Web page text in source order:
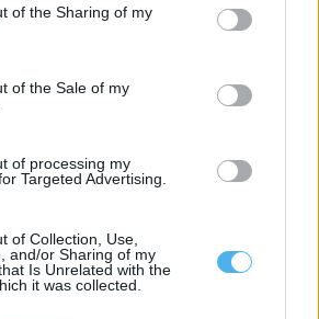
of the Sharing of my
of the Sale of my
of processing my
Targeted Advertising.
of Collection, Use,
and/or Sharing of my
Is Unrelated with the
it was collected.
Moldova por tráfico de seres humanos
de Monsaraz